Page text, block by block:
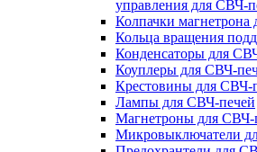
управления для СВЧ-
Колпачки
Кольца вращения
Конденсаторы для
Коуплеры для СВЧ-
Крестовины для СВЧ-
Лампы для СВЧ-печей
Магнетроны для СВЧ-
Микровыключатели